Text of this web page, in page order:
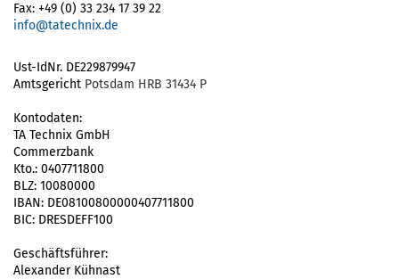
Fax: +49 (0) 33 234 17 39 22
info@tatechnix.de
Ust-IdNr. DE229879947
Amtsgericht Potsdam HRB 31434 P
Kontodaten:
TA Technix GmbH
Commerzbank
Kto.: 0407711800
BLZ: 10080000
IBAN: DE08100800000407711800
BIC: DRESDEFF100
Geschäftsführer:
Alexander Kühnast